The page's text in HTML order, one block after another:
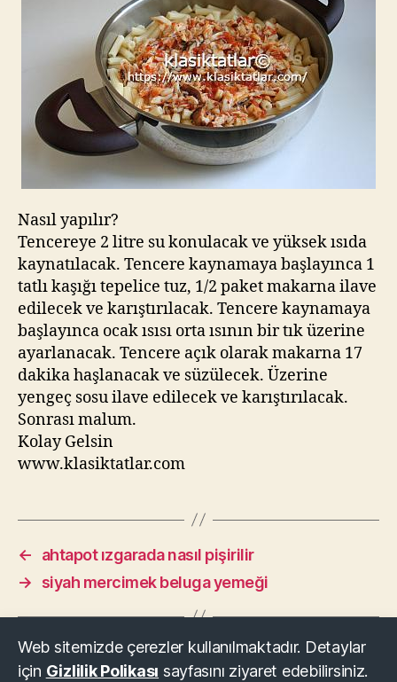
Nasıl yapılır?
Tencereye 2 litre su konulacak ve yüksek ısıda
kaynatılacak. Tencere kaynamaya başlayınca 1
tatlı kaşığı tepelice tuz, 1/2 paket makarna ilave
edilecek ve karıştırılacak. Tencere kaynamaya
başlayınca ocak ısısı orta ısının bir tık üzerine
ayarlanacak. Tencere açık olarak makarna 17
dakika haşlanacak ve süzülecek. Üzerine
yengeç sosu ilave edilecek ve karıştırılacak.
Sonrası malum.
Kolay Gelsin
www.klasiktatlar.com
←
ahtapot ızgarada nasıl pişirilir
→
siyah mercimek beluga yemeği
Web sitemizde çerezler kullanılmaktadır. Detaylar
için Gizlilik Polikası sayfasını ziyaret edebilirsiniz.